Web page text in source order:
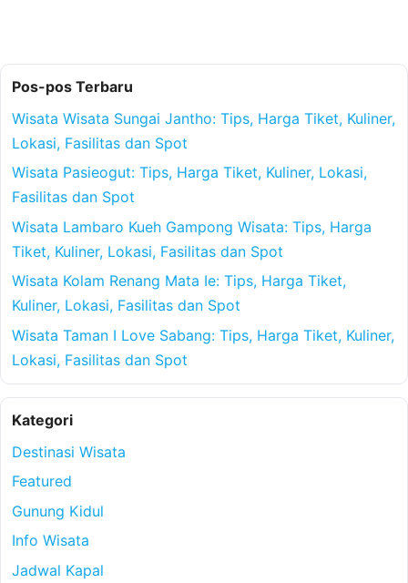
Pos-pos Terbaru
Wisata Wisata Sungai Jantho: Tips, Harga Tiket, Kuliner,
Lokasi, Fasilitas dan Spot
Wisata Pasieogut: Tips, Harga Tiket, Kuliner, Lokasi,
Fasilitas dan Spot
Wisata Lambaro Kueh Gampong Wisata: Tips, Harga
Tiket, Kuliner, Lokasi, Fasilitas dan Spot
Wisata Kolam Renang Mata Ie: Tips, Harga Tiket,
Kuliner, Lokasi, Fasilitas dan Spot
Wisata Taman I Love Sabang: Tips, Harga Tiket, Kuliner,
Lokasi, Fasilitas dan Spot
Kategori
Destinasi Wisata
Featured
Gunung Kidul
Info Wisata
Jadwal Kapal